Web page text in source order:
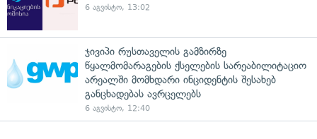
6 აგვისტო, 13:02
ჯივიპი რუსთაველის გამზირზე
წყალმომარაგების ქსელების სარეაბილიტაციო
არეალში მომხდარი ინციდენტის შესახებ
განცხადებას ავრცელებს
6 აგვისტო, 12:40